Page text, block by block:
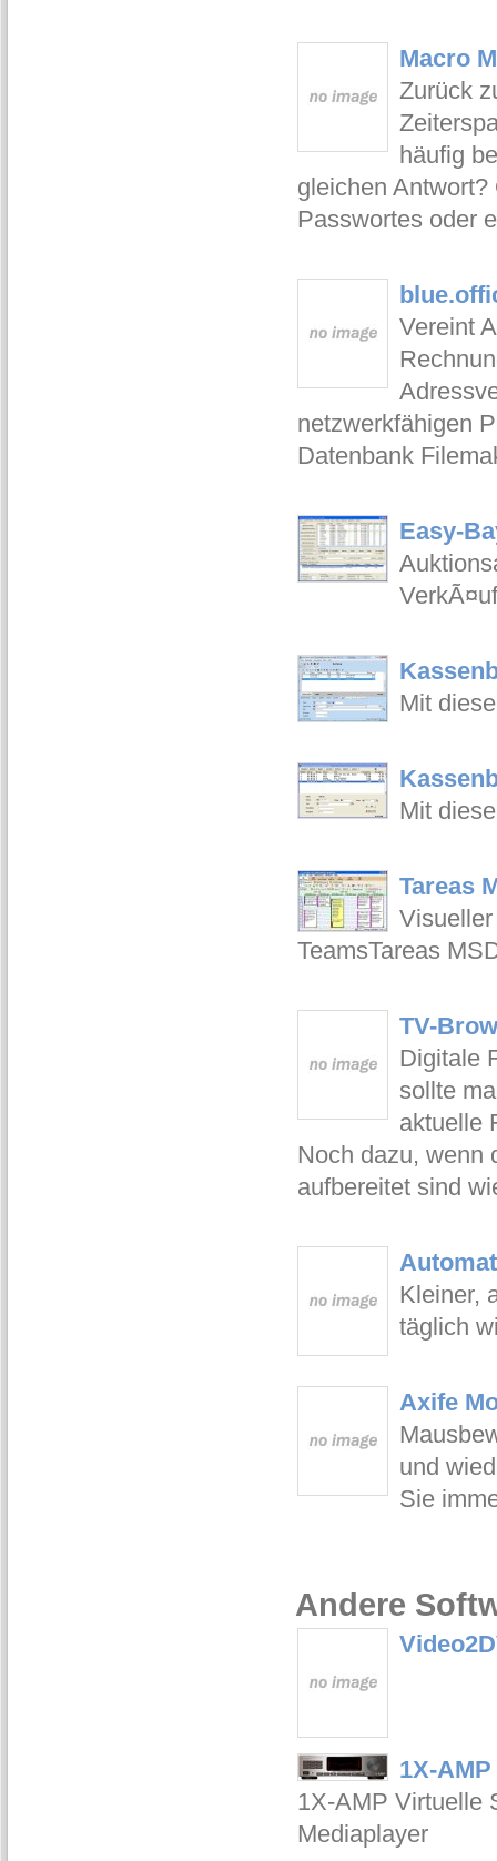
Macro
Zurück
häufig
gleichen
Passwortes oder
Vereint
netzwerkfähigen
Datenbank
Easy-
Mit
Mit
Tareas
TeamsTareas
TV-
Digitale
sollte
aktuelle
Noch dazu, wenn
aufbereitet sind
Kleiner,
täglich
Axife
und
Sie
Andere
1X-AMP
1X-AMP Virtuelle
Mediaplayer